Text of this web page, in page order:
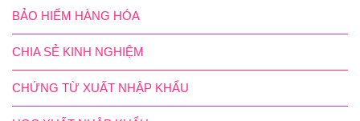
BẢO HIỂM HÀNG HÓA
CHIA SẺ KINH NGHIỆM
CHỨNG TỪ XUẤT NHẬP KHẨU